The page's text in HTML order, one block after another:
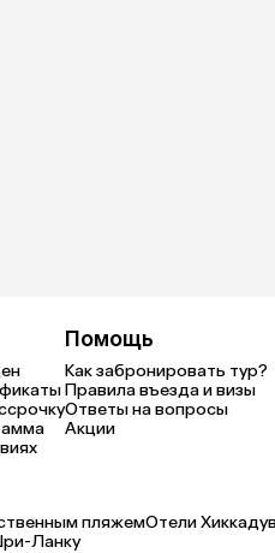
Помощь
Как забронировать тур?
Правила въезда и визы
Ответы на вопросы
Акции
пляжемОтели
Ланку